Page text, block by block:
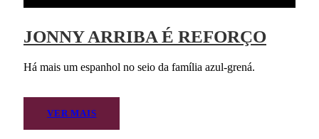
JONNY ARRIBA É REFORÇO
Há mais um espanhol no seio da família azul-grená.
VER MAIS